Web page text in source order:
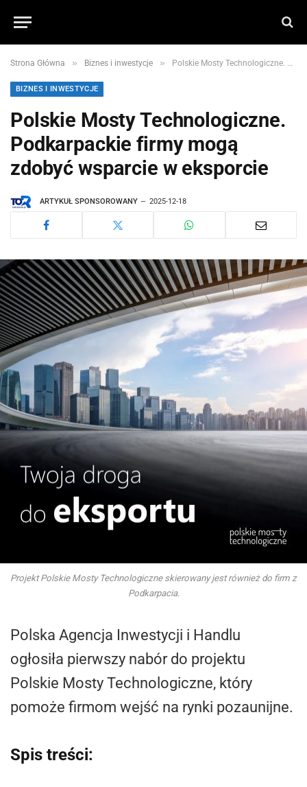
Strona Główna » Biznes i inwestycje » Polskie Mosty Technologiczne. Podkarpackie firmy mogą zdobyć wsparcie w eksporcie
BIZNES I INWESTYCJE
Polskie Mosty Technologiczne.
Podkarpackie firmy mogą
zdobyć wsparcie w eksporcie
ARTYKUŁ SPONSOROWANY 2025-12-18
Projekt Polskie Mosty Technologiczne skierowany jest również do firm z
Podkarpacia.
Polska Agencja Inwestycji i Handlu
ogłosiła pierwszy nabór do projektu
Polskie Mosty Technologiczne, który
pomoże firmom wejść na rynki pozaunijne.
Spis treści: